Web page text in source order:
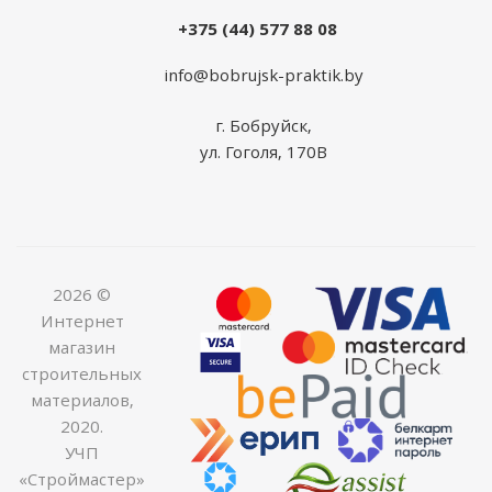
+375 (44) 577 88 08
info@bobrujsk-praktik.by
г. Бобруйск,
ул. Гоголя, 170В
2026 ©
Интернет
магазин
строительных
материалов,
2020.
УЧП
«Строймастер»